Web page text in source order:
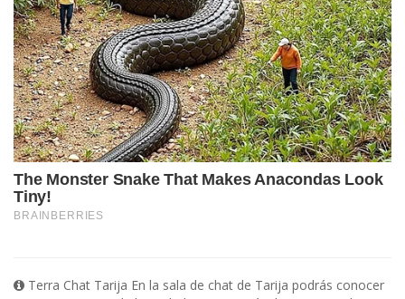
Terra Chat Tarija En la sala de chat de Tarija podrás conocer